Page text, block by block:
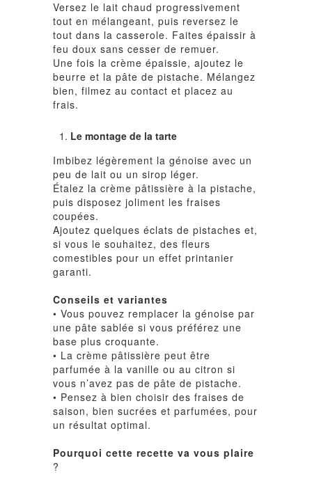
Versez le lait chaud progressivement
tout en mélangeant, puis reversez le
tout dans la casserole. Faites épaissir à
feu doux sans cesser de remuer.
Une fois la crème épaissie, ajoutez le
beurre et la pâte de pistache. Mélangez
bien, filmez au contact et placez au
frais.
Le montage de la tarte
Imbibez légèrement la génoise avec un
peu de lait ou un sirop léger.
Étalez la crème pâtissière à la pistache,
puis disposez joliment les fraises
coupées.
Ajoutez quelques éclats de pistaches et,
si vous le souhaitez, des fleurs
comestibles pour un effet printanier
garanti.
Conseils et variantes
• Vous pouvez remplacer la génoise par
une pâte sablée si vous préférez une
base plus croquante.
• La crème pâtissière peut être
parfumée à la vanille ou au citron si
vous n’avez pas de pâte de pistache.
• Pensez à bien choisir des fraises de
saison, bien sucrées et parfumées, pour
un résultat optimal.
Pourquoi cette recette va vous plaire
?